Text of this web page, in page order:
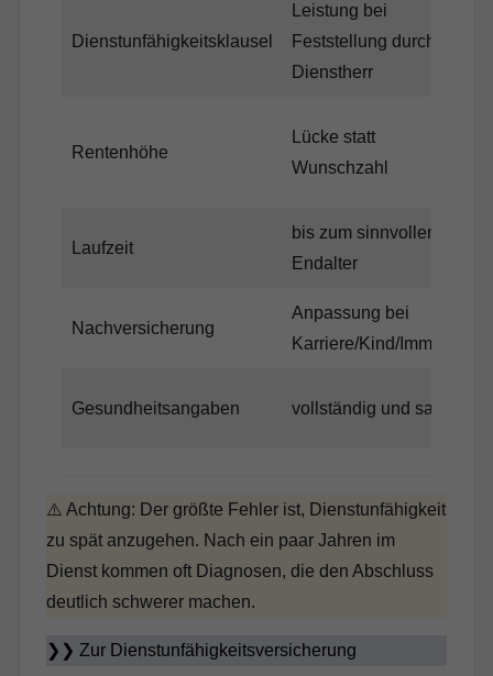
Dienstunfähigkeitsklausel
Leistung bei
Feststellung durch
Dienstherr
Rentenhöhe
Lücke statt
Wunschzahl
Laufzeit
bis zum sinnvollen
Endalter
Nachversicherung
Anpassung bei
Karriere/Kind/Immobilie
Gesundheitsangaben vollständig und sauber
⚠️ Achtung: Der größte Fehler ist, Dienstunfähigkeit
zu spät anzugehen. Nach ein paar Jahren im
Dienst kommen oft Diagnosen, die den Abschluss
deutlich schwerer machen.
❯❯ Zur Dienstunfähigkeitsversicherung